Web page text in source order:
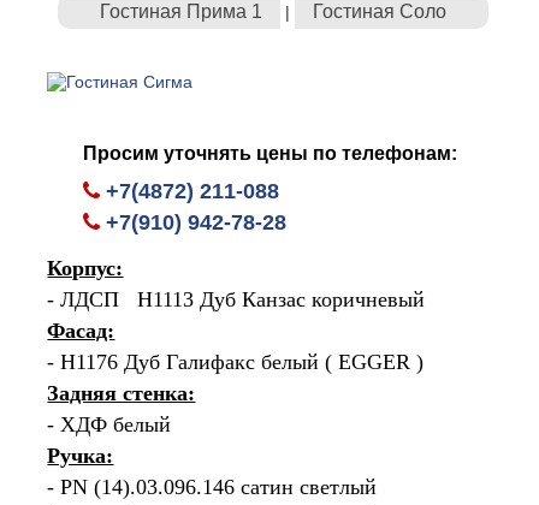
Гостиная Прима 1 | Гостиная Соло
Просим уточнять цены по телефонам:
+7(4872) 211-088
+7(910) 942-78-28
Корпус:
- ЛДСП Н1113 Дуб Канзас коричневый
Фасад:
- Н1176 Дуб Галифакс белый ( EGGER )
Задняя стенка:
- ХДФ белый
Ручка:
- PN (14).03.096.146 сатин светлый